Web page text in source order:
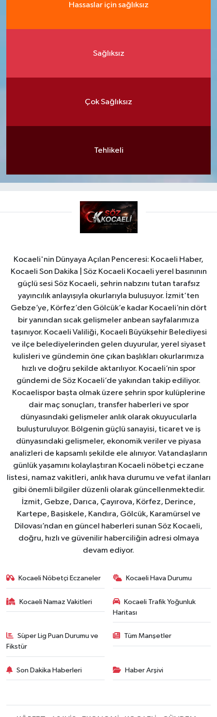
Hassaslar için sağlıksız
Sağlıksız
Çok Sağlıksız
Tehlikeli
Kocaeli'nin Dünyaya Açılan Penceresi: Kocaeli Haber,
Kocaeli Son Dakika | Söz Kocaeli Kocaeli yerel basınının
güçlü sesi Söz Kocaeli, şehrin nabzını tutan tarafsız
yayıncılık anlayışıyla okurlarıyla buluşuyor. İzmit’ten
Gebze’ye, Körfez’den Gölcük’e kadar Kocaeli’nin dört
bir yanından sıcak gelişmeler anbean sayfalarımıza
taşınıyor. Kocaeli Valiliği, Kocaeli Büyükşehir Belediyesi
ve ilçe belediyelerinden gelen duyurular, yerel siyaset
kulisleri ve gündemin öne çıkan başlıkları okurlarımıza
hızlı ve doğru şekilde aktarılıyor. Kocaeli’nin spor
gündemi de Söz Kocaeli’de yakından takip ediliyor.
Kocaelispor başta olmak üzere şehrin spor kulüplerine
dair maç sonuçları, transfer haberleri ve spor
dünyasındaki gelişmeler anlık olarak okuyucularla
buluşturuluyor. Bölgenin güçlü sanayisi, ticaret ve iş
dünyasındaki gelişmeler, ekonomik veriler ve piyasa
analizleri de kapsamlı şekilde ele alınıyor. Vatandaşların
günlük yaşamını kolaylaştıran Kocaeli nöbetçi eczane
listesi, namaz vakitleri, anlık hava durumu ve vefat ilanları
gibi önemli bilgiler düzenli olarak güncellenmektedir.
İzmit, Gebze, Darıca, Çayırova, Körfez, Derince,
Kartepe, Başiskele, Kandıra, Gölcük, Karamürsel ve
Dilovası’ndan en güncel haberleri sunan Söz Kocaeli,
doğru, hızlı ve güvenilir haberciliğin adresi olmaya
devam ediyor.
Kocaeli Nöbetçi Eczaneler Kocaeli Hava Durumu
Kocaeli Namaz Vakitleri
Kocaeli Trafik Yoğunluk
Haritası
Süper Lig Puan Durumu ve
Fikstür
Tüm Manşetler
Son Dakika Haberleri Haber Arşivi